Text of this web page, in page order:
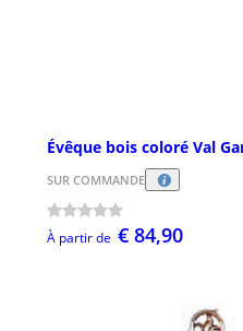
Évêque bois coloré Val
SUR COMMANDE
À partir de € 84,90